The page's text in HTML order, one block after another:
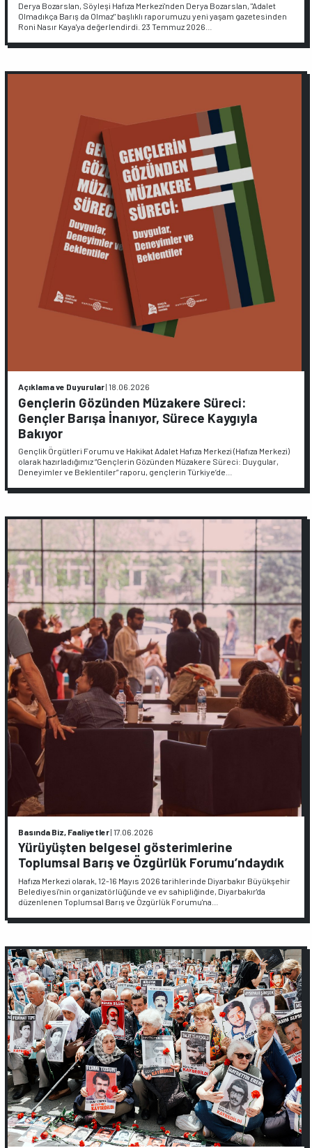
Derya Bozarslan, Söyleşi Hafıza Merkezi'nden Derya Bozarslan, "Adalet
Olmadıkça Barış da Olmaz" başlıklı raporumuzu yeni yaşam gazetesinden
Roni Nasır Kaya'ya değerlendirdi. 23 Temmuz 2026…
Açıklama ve Duyurular|18.06.2026
Gençlerin Gözünden Müzakere Süreci:
Gençler Barışa İnanıyor, Sürece Kaygıyla
Bakıyor
Gençlik Örgütleri Forumu ve Hakikat Adalet Hafıza Merkezi (Hafıza Merkezi)
olarak hazırladığımız “Gençlerin Gözünden Müzakere Süreci: Duygular,
Deneyimler ve Beklentiler” raporu, gençlerin Türkiye’de…
Basında Biz, Faaliyetler|17.06.2026
Yürüyüşten belgesel gösterimlerine
Toplumsal Barış ve Özgürlük Forumu’ndaydık
Hafıza Merkezi olarak, 12-16 Mayıs 2026 tarihlerinde Diyarbakır Büyükşehir
Belediyesi'nin organizatörlüğünde ve ev sahipliğinde, Diyarbakır'da
düzenlenen Toplumsal Barış ve Özgürlük Forumu'na…